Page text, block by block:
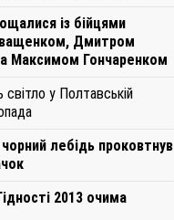
із бійцями
Дмитром
Максимом Гончаренком
у Полтавській
лебідь проковтнув
2013 очима